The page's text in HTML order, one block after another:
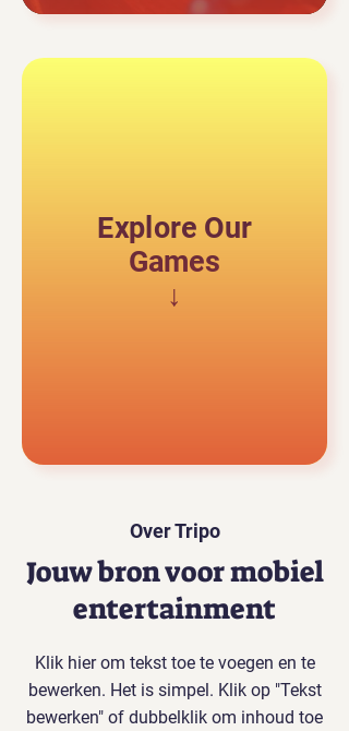
Explore Our
Games
↓
Over Tripo
Jouw bron voor mobiel
entertainment
Klik hier om tekst toe te voegen en te
bewerken. Het is simpel. Klik op "Tekst
bewerken" of dubbelklik om inhoud toe